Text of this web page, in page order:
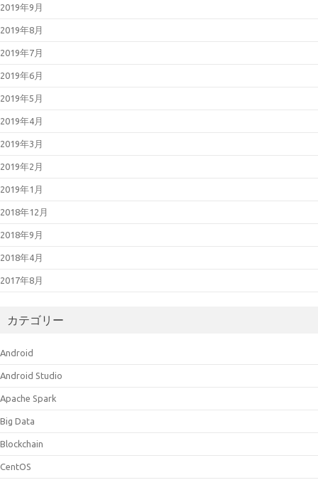
2019年9月
2019年8月
2019年7月
2019年6月
2019年5月
2019年4月
2019年3月
2019年2月
2019年1月
2018年12月
2018年9月
2018年4月
2017年8月
カテゴリー
Android
Android Studio
Apache Spark
Big Data
Blockchain
CentOS